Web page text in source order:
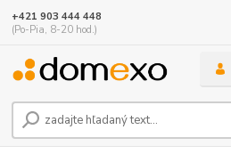
+421 903 444 448
(Po-Pia, 8-20 hod.)